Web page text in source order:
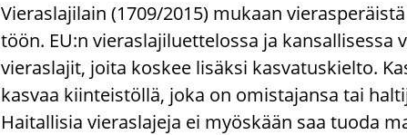
Vie­ras­la­ji­lain (1709/2015) mu­kaan
töön. EU:n vie­ras­la­ji­luet­te­los­sa ja
vie­ras­la­jit, joita kos­kee li­säk­si kas­va­tus­kiel­to.
kas­vaa kiin­teis­töl­lä, joka on omis­ta­jan­sa tai
Hai­tal­li­sia vie­ras­la­je­ja ei myös­kään saa tuoda